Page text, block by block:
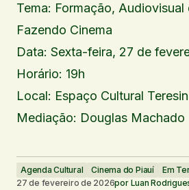
Tema: Formação, Audiovisual
Fazendo Cinema
Data: Sexta-feira, 27 de
Horário: 19h
Local: Espaço Cultural
Mediação: Douglas Machado
Agenda Cultural Cinema do Piauí
Em
27 de fevereiro de 2026por Luan